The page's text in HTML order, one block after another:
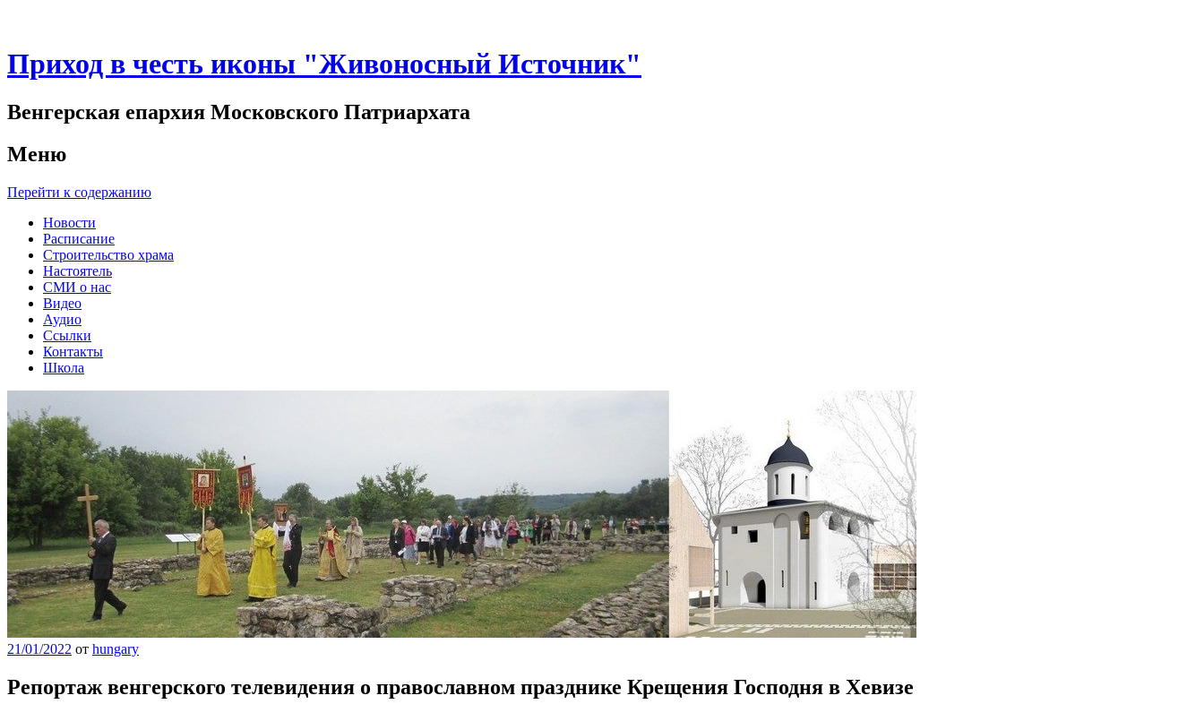
Приход в честь иконы "Живоносный Источник"
Венгерская епархия Московского Патриархата
Меню
Перейти к содержанию
Новости
Расписание
Строительство храма
Настоятель
СМИ о нас
Видео
Аудио
Ссылки
Контакты
Школа
21/01/2022 от hungary
Репортаж венгерского телевидения о православном празднике Крещения Господня в Хевизе